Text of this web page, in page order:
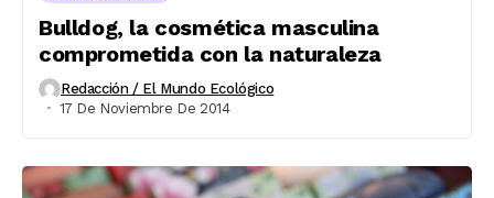
Bulldog, la cosmética masculina
comprometida con la naturaleza
Redacción / El Mundo Ecológico
17 De Noviembre De 2014